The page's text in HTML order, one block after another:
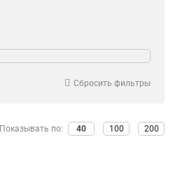
Сбросить фильтры
Показывать по: 40 100 200